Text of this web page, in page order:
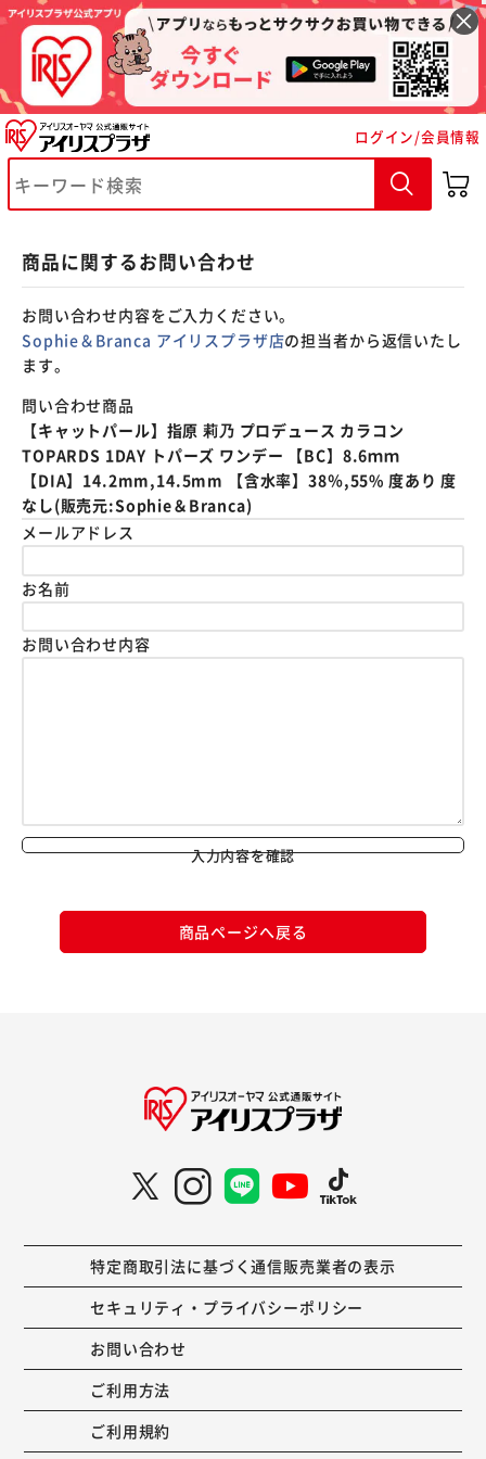
ログイン/会員情報
商品に関するお問い合わせ
お問い合わせ内容をご入力ください。
Sophie＆Branca アイリスプラザ店の担当者から返信いたし
ます。
問い合わせ商品
【キャットパール】指原 莉乃 プロデュース カラコン
TOPARDS 1DAY トパーズ ワンデー 【BC】8.6ｍｍ
【DIA】14.2mm,14.5mm 【含水率】38％,55% 度あり 度
なし(販売元:Sophie＆Branca)
メールアドレス
お名前
お問い合わせ内容
入力内容を確認
商品ページへ戻る
特定商取引法に基づく通信販売業者の表示
セキュリティ・プライバシーポリシー
お問い合わせ
ご利用方法
ご利用規約
※ご確認ください
カートに入れる